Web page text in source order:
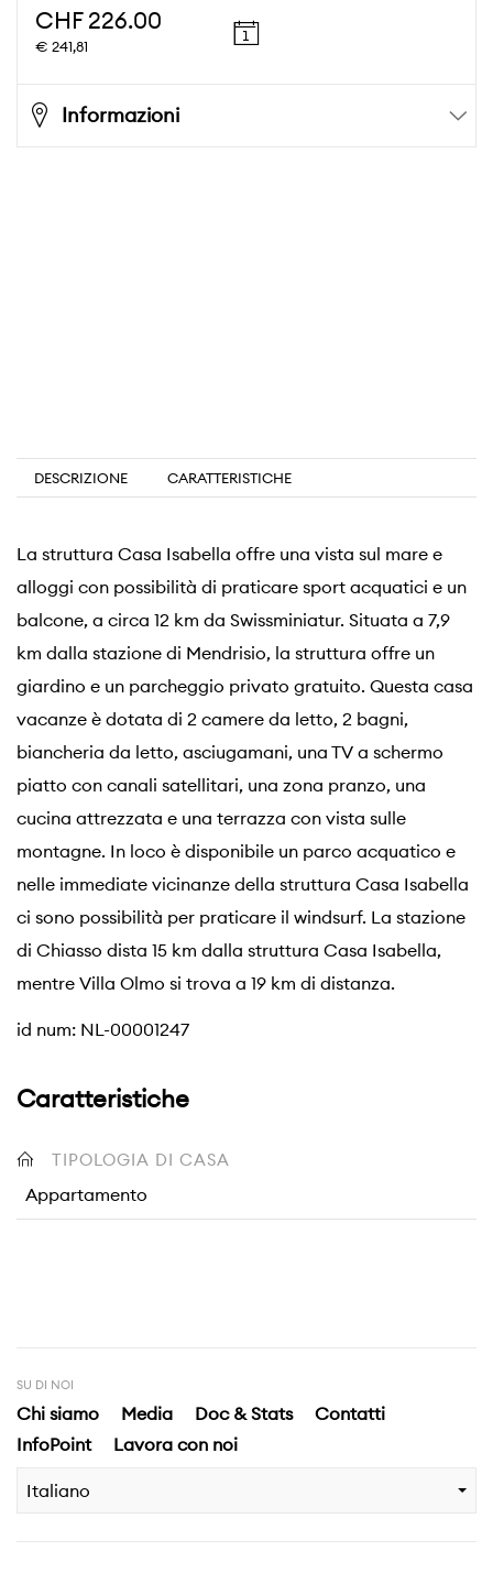
CHF 226.00
€ 241,81
Informazioni
DESCRIZIONE CARATTERISTICHE
La struttura Casa Isabella offre una vista sul mare e
alloggi con possibilità di praticare sport acquatici e un
balcone, a circa 12 km da Swissminiatur. Situata a 7,9
km dalla stazione di Mendrisio, la struttura offre un
giardino e un parcheggio privato gratuito. Questa casa
vacanze è dotata di 2 camere da letto, 2 bagni,
biancheria da letto, asciugamani, una TV a schermo
piatto con canali satellitari, una zona pranzo, una
cucina attrezzata e una terrazza con vista sulle
montagne. In loco è disponibile un parco acquatico e
nelle immediate vicinanze della struttura Casa Isabella
ci sono possibilità per praticare il windsurf. La stazione
di Chiasso dista 15 km dalla struttura Casa Isabella,
mentre Villa Olmo si trova a 19 km di distanza.
id num: NL-00001247
Caratteristiche
TIPOLOGIA DI CASA
Appartamento
SU DI NOI
Chi siamo Media Doc & Stats
Contatti
InfoPoint
Lavora con noi
Italiano